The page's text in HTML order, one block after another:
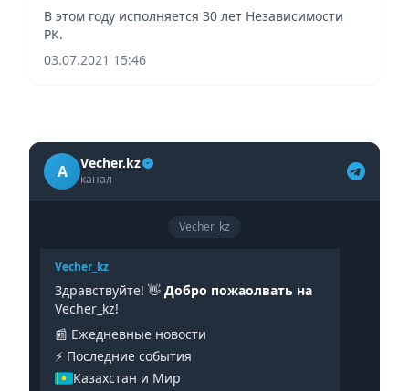
В этом году исполняется 30 лет Независимости
РК.
03.07.2021 15:46
A Vecher.kz
канал
Vecher_kz
Vecher_kz
Здравствуйте! 👋 Добро пожаолвать на
Vecher_kz!
📰 Ежедневные новости
⚡️ Последние события
Казахстан и Мир